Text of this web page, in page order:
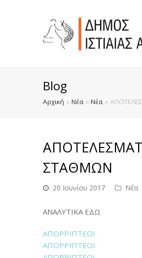
Blog
Αρχική » Νέα » Νέα »
ΣΤΑΘΜΩΝ
20 Ιουνίου 2017 Νέα
ΑΝΑΛΥΤΙΚΑ ΕΔΩ
ΑΠΟΡΡΙΠΤΕΟΙ.
ΑΠΟΡΡΙΠΤΕΟΙ.